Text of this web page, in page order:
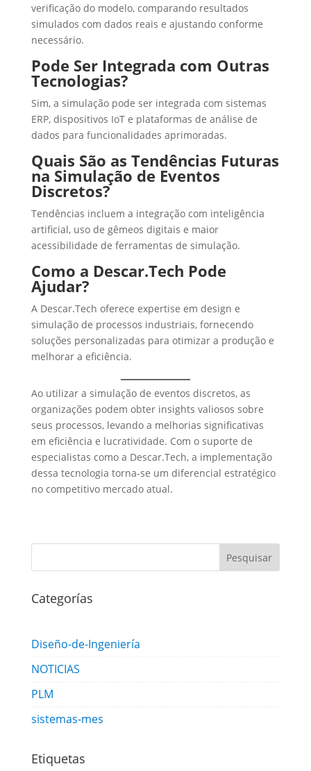
verificação do modelo, comparando resultados
simulados com dados reais e ajustando conforme
necessário.
Pode Ser Integrada com Outras
Tecnologias?
Sim, a simulação pode ser integrada com sistemas
ERP, dispositivos IoT e plataformas de análise de
dados para funcionalidades aprimoradas.
Quais São as Tendências Futuras
na Simulação de Eventos
Discretos?
Tendências incluem a integração com inteligência
artificial, uso de gêmeos digitais e maior
acessibilidade de ferramentas de simulação.
Como a Descar.Tech Pode
Ajudar?
A Descar.Tech oferece expertise em design e
simulação de processos industriais, fornecendo
soluções personalizadas para otimizar a produção e
melhorar a eficiência.
Ao utilizar a simulação de eventos discretos, as
organizações podem obter insights valiosos sobre
seus processos, levando a melhorias significativas
em eficiência e lucratividade. Com o suporte de
especialistas como a Descar.Tech, a implementação
dessa tecnologia torna-se um diferencial estratégico
no competitivo mercado atual.
Categorías
Diseño-de-Ingeniería
NOTICIAS
PLM
sistemas-mes
Etiquetas